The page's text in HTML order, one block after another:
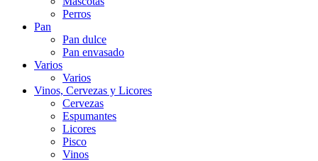
Perros
Pan
Pan dulce
Pan envasado
Varios
Varios
Vinos, Cervezas y Licores
Cervezas
Espumantes
Licores
Pisco
Vinos